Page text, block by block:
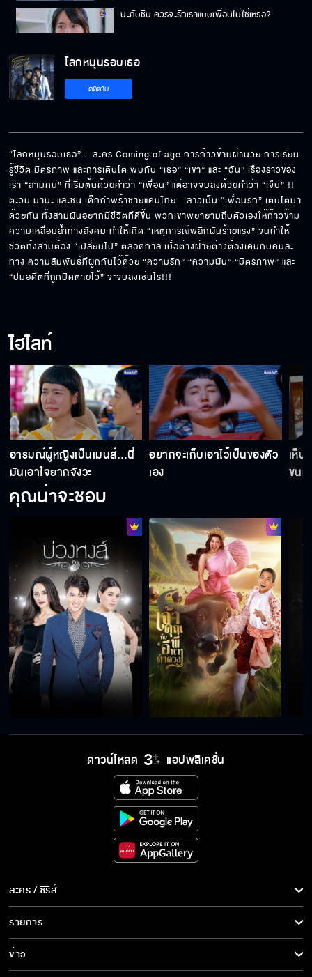
นะกับชิน ควรจะรักเราแบบเพื่อนไม่ใช่เหรอ?
ถ้าอยากเป็นเชียร์ลีดเดอร์ ก็เอาโกโก้ราดหัวตัวเอง
โลกหมุนรอบเธอ คืนนี้เสนอตอนแรก
"โลกหมุนรอบเธอ" เริ่มตอนแรก 22 ก.ค.นี้
"โลกหมุนรอบเธอ" (Never Enough) เร็วๆ นี้
โลกหมุนรอบเธอ
ติดตาม
“โลกหมุนรอบเธอ”... ละคร Coming of age การก้าวข้ามผ่านวัย การเรียน
รู้ชีวิต มิตรภาพ และการเติบโต พบกับ “เธอ” “เขา” และ “ฉัน” เรื่องราวของ
เรา “สามคน” ที่เริ่มต้นด้วยคำว่า “เพื่อน” แต่อาจจบลงด้วยคำว่า “เจ็บ” !!
ตะวัน มานะ และชิน เด็กกำพร้าชายแดนไทย - ลาวเป็น “เพื่อนรัก” เติบโตมา
ด้วยกัน ทั้งสามฝันอยากมีชีวิตที่ดีขึ้น พวกเขาพยายามถีบตัวเองให้ก้าวข้าม
ความเหลื่อมล้ำทางสังคม ทำให้เกิด “เหตุการณ์พลิกผันร้ายแรง” จนทำให้
ชีวิตทั้งสามต้อง “เปลี่ยนไป” ตลอดกาล เมื่อต่างฝ่ายต่างต้องเดินกันคนละ
ทาง ความสัมพันธ์ที่ผูกกันไว้ด้วย “ความรัก” “ความฝัน” “มิตรภาพ” และ
“ปมอดีตที่ถูกปิดตายไว้” จะจบลงเช่นไร!!!
ไฮไลท์
อารมณ์ผู้หญิงเป็นเมนส์…นี่
มันเอาใจยากจังวะ
อยากจะเก็บเอาไว้เป็นของตัว
เอง
เห็
ขนม
คุณน่าจะชอบ
ดาวน์โหลด แอปพลิเคชั่น
ละคร / ซีรีส์
ละคร/ซีรีส์
ซีรีส์นานาชาติ
การ์ตูน & เกม
รายการ
รายการทั้งหมด
ข่าว